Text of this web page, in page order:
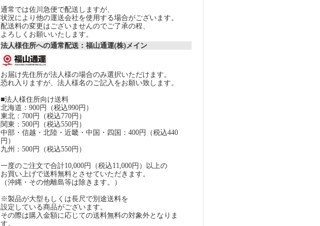
通常では佐川急便で配送しますが、
状況により他の運送会社を使用する場合がございます。
配送料の変更はございませんのでご了承の程、
よろしくお願いいたします。
法人様住所への通常配送：福山通運(株)メイン
お届け先住所が法人様の場合のみ選択いただけます。
恐れ入りますが、法人様名のご記入をお願い致します。
■法人様住所向け送料
北海道：900円（税込990円）
東北：700円（税込770円）
関東：500円（税込550円）
中部・信越・北陸・近畿・中国・四国：400円（税込440
円）
九州：500円（税込550円）
一度のご注文で合計10,000円（税込11,000円）以上の
お買い上げで送料無料とさせていただきます。
（沖縄・その他離島等は除きます。）
※製品が大型もしくは長尺で別途送料を
設定している商品がございます。
その際は購入金額に応じての送料無料の対象外となりま
す。